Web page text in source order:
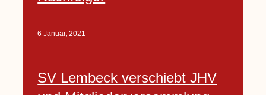
6 Januar, 2021
SV Lembeck verschiebt JHV